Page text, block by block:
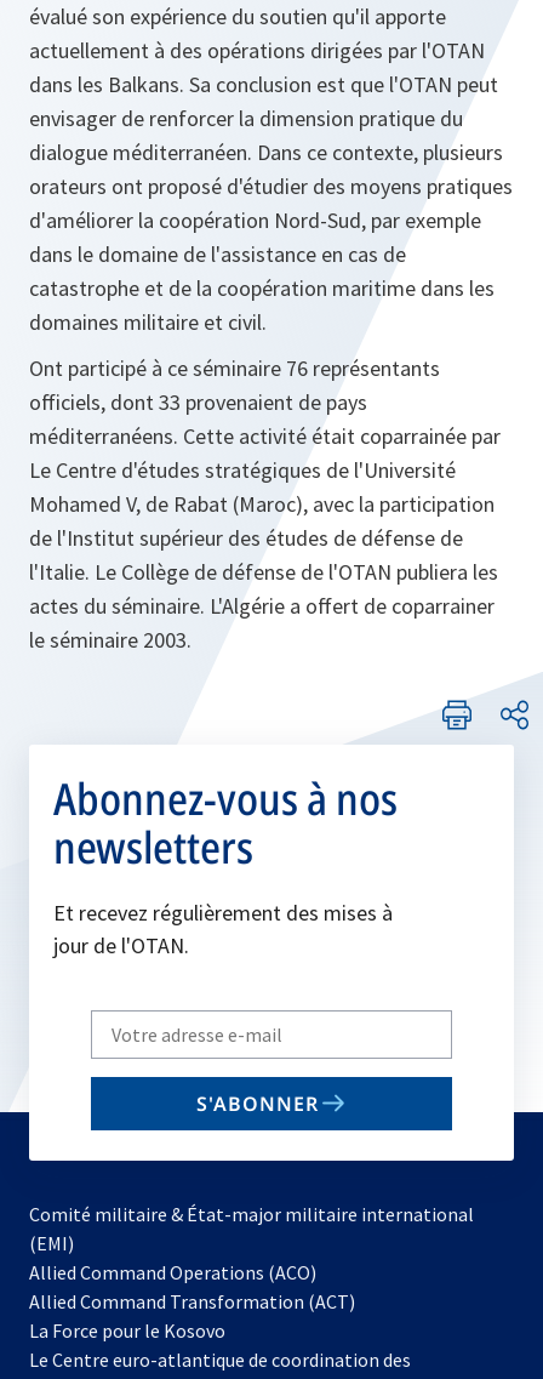
évalué son expérience du soutien qu'il apporte
actuellement à des opérations dirigées par l'OTAN
dans les Balkans. Sa conclusion est que l'OTAN peut
envisager de renforcer la dimension pratique du
dialogue méditerranéen. Dans ce contexte, plusieurs
orateurs ont proposé d'étudier des moyens pratiques
d'améliorer la coopération Nord-Sud, par exemple
dans le domaine de l'assistance en cas de
catastrophe et de la coopération maritime dans les
domaines militaire et civil.
Ont participé à ce séminaire 76 représentants
officiels, dont 33 provenaient de pays
méditerranéens. Cette activité était coparrainée par
Le Centre d'études stratégiques de l'Université
Mohamed V, de Rabat (Maroc), avec la participation
de l'Institut supérieur des études de défense de
l'Italie. Le Collège de défense de l'OTAN publiera les
actes du séminaire. L'Algérie a offert de coparrainer
le séminaire 2003.
Abonnez-vous à nos
newsletters
Et recevez régulièrement des mises à
jour de l'OTAN.
Write
your
email
S'ABONNER
Comité militaire & État-major militaire international
(EMI)
Allied Command Operations (ACO)
dans
nouvel
Allied Command Transformation (ACT)
La Force pour le Kosovo
dans
Le Centre euro-atlantique de coordination des